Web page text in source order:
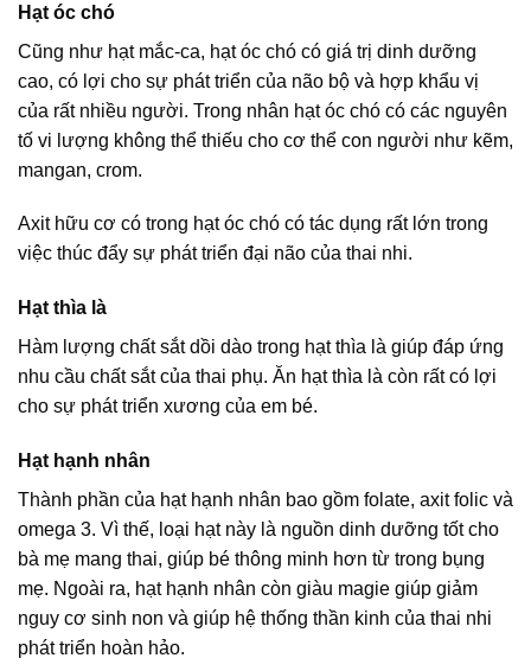
Hạt óc chó
Cũng như hạt mắc-ca, hạt óc chó có giá trị dinh dưỡng
cao, có lợi cho sự phát triển của não bộ và hợp khẩu vị
của rất nhiều người. Trong nhân hạt óc chó có các nguyên
tố vi lượng không thể thiếu cho cơ thể con người như kẽm,
mangan, crom.
Axit hữu cơ có trong hạt óc chó có tác dụng rất lớn trong
việc thúc đẩy sự phát triển đại não của thai nhi.
Hạt thìa là
Hàm lượng chất sắt dồi dào trong hạt thìa là giúp đáp ứng
nhu cầu chất sắt của thai phụ. Ăn hạt thìa là còn rất có lợi
cho sự phát triển xương của em bé.
Hạt hạnh nhân
Thành phần của hạt hạnh nhân bao gồm folate, axit folic và
omega 3. Vì thế, loại hạt này là nguồn dinh dưỡng tốt cho
bà mẹ mang thai, giúp bé thông minh hơn từ trong bụng
mẹ. Ngoài ra, hạt hạnh nhân còn giàu magie giúp giảm
nguy cơ sinh non và giúp hệ thống thần kinh của thai nhi
phát triển hoàn hảo.